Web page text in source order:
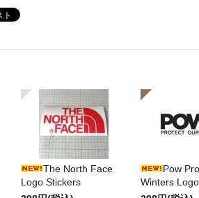
The North Face
Logo Stickers
Pow
Winters